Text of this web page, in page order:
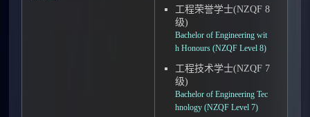
工程荣誉学士(NZQF 8
级)
Bachelor of Engineering wit
h Honours (NZQF Level 8)
工程技术学士(NZQF 7
级)
Bachelor of Engineering Tec
hnology (NZQF Level 7)